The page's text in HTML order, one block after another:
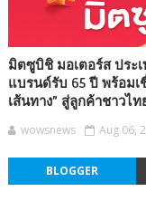
มิตซูบิชิ มอเตอร์ส ประ
แบรนด์รับ 65 ปี พร้อม
เส้นทาง” สู่ลูกค้าชาวไท
wowsnews Aug 06,
BLOGGER